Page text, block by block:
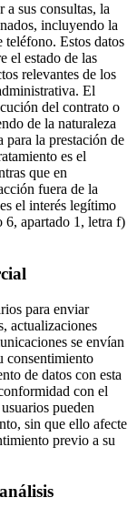
a sus consultas, la
incluyendo la
Estos datos
el estado de las
relevantes de los
El
del contrato o
de la naturaleza
para la prestación de
es el
que en
fuera de la
el interés legítimo
6, apartado 1, letra f)
para enviar
actualizaciones
se envían
consentimiento
de datos con esta
con el
pueden
sin que ello afecte
previo a su